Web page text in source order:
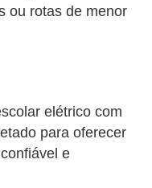
ou rotas de menor
elétrico com
para oferecer
e